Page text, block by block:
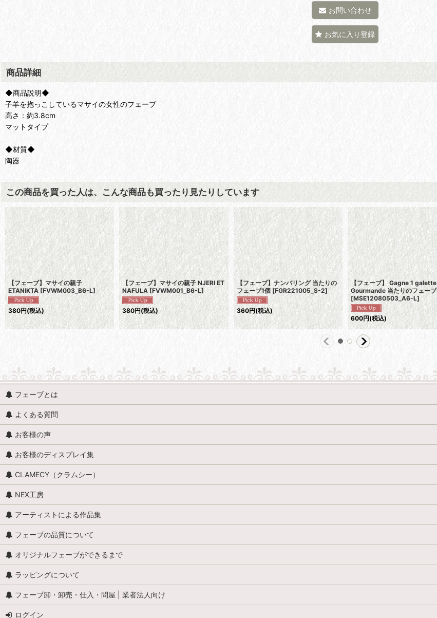
お問い合わせ
お気に入り登録
商品詳細
◆商品説明◆
子羊を抱っこしているマサイの女性のフェーブ
高さ：約3.8cm
マットタイプ
◆材質◆
陶器
この商品を買った人は、こんな商品も買ったり見たりしています
【フェーブ】マサイの親子
ETANIKTA [FVWM003_B6-L]
380円(税込)
【フェーブ】マサイの親子 NJERI ET
NAFULA [FVWM001_B6-L]
380円(税込)
【フェーブ】ナンバリング 当たりの
フェーブ1個 [FGR221005_S-2]
360円(税込)
【フェーブ】 Gagne 1 galette
Gourmande 当たりのフェーブ
[MSE12080503_A6-L]
600円(税込)
フェーブとは
よくある質問
お客様の声
お客様のディスプレイ集
CLAMECY（クラムシー）
NEX工房
アーティストによる作品集
フェーブの品質について
オリジナルフェーブができるまで
ラッピングについて
フェーブ卸・卸売・仕入・問屋 | 業者法人向け
ログイン